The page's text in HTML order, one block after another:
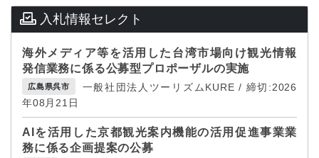
入札情報セレクト
海外メディア等を活用した台湾市場向け観光情報
発信業務に係る公募型プロポーザルの実施
広島県呉市
一般社団法人ツーリズムKURE / 締切:2026
年08月21日
AIを活用した京都観光案内機能の活用促進事業業
務に係る企画提案の公募